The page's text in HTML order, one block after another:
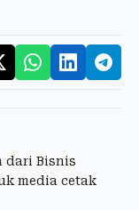
dari Bisnis
media cetak